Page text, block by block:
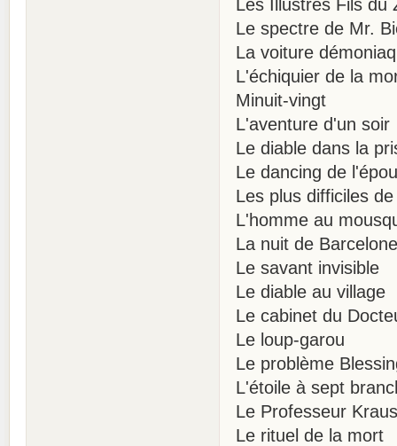
Les Illustres Fils du
Le spectre de Mr.
La voiture
L'échiquier de la
Minuit-vingt
L'aventure d'un soir
Le diable dans la
Le dancing de
Les plus difficiles
L'homme au
La nuit de Barcelone
Le savant invisible
Le diable au village
Le cabinet du
Le loup-garou
Le problème
L'étoile à sept
Le Professeur
Le rituel de la mort